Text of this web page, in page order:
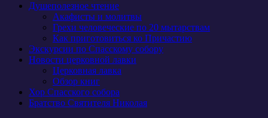
Душеполезное чтение
Акафисты и молитвы
Грехи человеческие по 20 мытарствам
Как приготовиться ко Причастию
Экскурсии по Спасскому собору
Новости церковной лавки
Церковная лавка
Обзор книг
Хор Спасского собора
Братство Святителя Николая